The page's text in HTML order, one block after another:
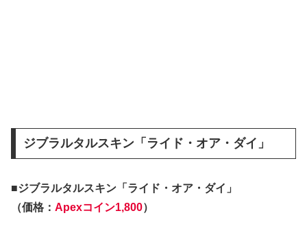
ジブラルタルスキン「ライド・オア・ダイ」
■ジブラルタルスキン「ライド・オア・ダイ」
（価格： Apexコイン1,800）